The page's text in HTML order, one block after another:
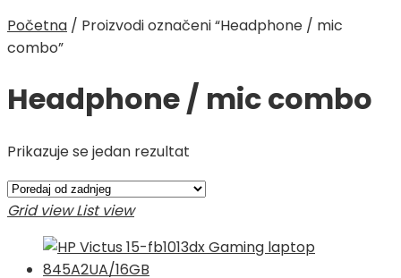
Početna / Proizvodi označeni “Headphone / mic
combo”
Headphone / mic combo
Prikazuje se jedan rezultat
Grid view List view